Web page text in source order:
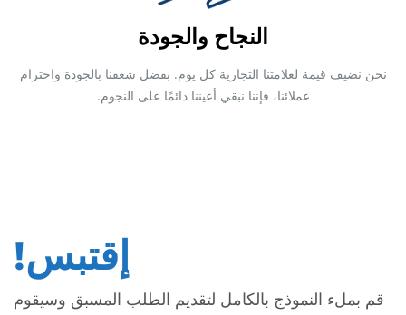
النجاح والجودة
نحن نضيف قيمة لعلامتنا التجارية كل يوم. بفضل شغفنا بالجودة واحترام
عملائنا، فإننا نبقي أعيننا دائمًا على النجوم.
إقتبس!
قم بملء النموذج بالكامل لتقديم الطلب المسبق وسيقوم